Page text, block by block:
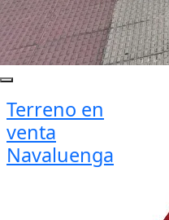
Terreno en
venta
Navaluenga